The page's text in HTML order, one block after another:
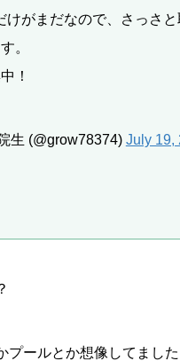
けがまだなので、さっさと
。
！
生 (@grow78374) July 19,
プールとか想像してました